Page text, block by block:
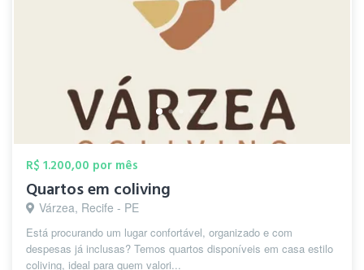
R$ 1.200,00 por mês
Quartos em coliving
Várzea, Recife - PE
Está procurando um lugar confortável, organizado e com
despesas já inclusas? Temos quartos disponíveis em casa estilo
coliving, ideal para quem valori...